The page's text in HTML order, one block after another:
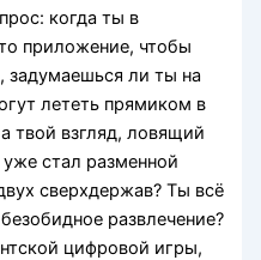
когда ты в
приложение, чтобы
задумаешься ли ты на
лететь прямиком в
твой взгляд, ловящий
стал разменной
сверхдержав? Ты всё
развлечение?
цифровой игры,